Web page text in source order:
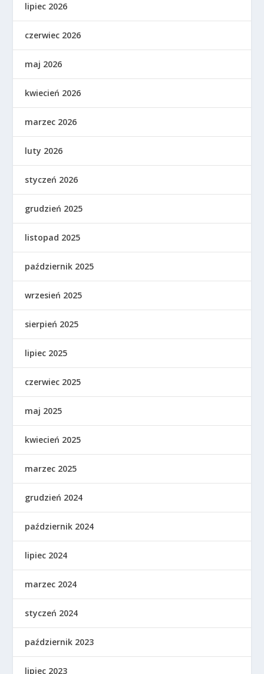
lipiec 2026
czerwiec 2026
maj 2026
kwiecień 2026
marzec 2026
luty 2026
styczeń 2026
grudzień 2025
listopad 2025
październik 2025
wrzesień 2025
sierpień 2025
lipiec 2025
czerwiec 2025
maj 2025
kwiecień 2025
marzec 2025
grudzień 2024
październik 2024
lipiec 2024
marzec 2024
styczeń 2024
październik 2023
lipiec 2023